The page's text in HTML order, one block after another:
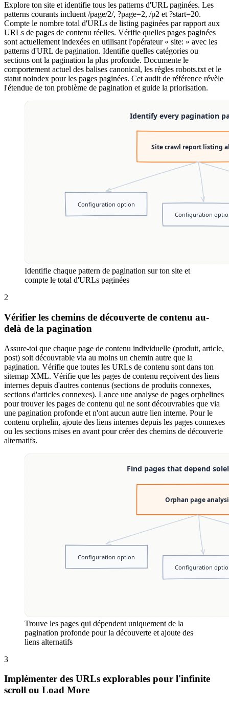
Explore ton site et identifie tous les patterns d'URL paginées. Les
patterns courants incluent /page/2/, ?page=2, /p2 et ?start=20.
Compte le nombre total d'URLs de listing paginées par rapport aux
URLs de pages de contenu réelles. Vérifie quelles pages paginées
sont actuellement indexées en utilisant l'opérateur « site: » avec les
patterns d'URL de pagination. Identifie quelles catégories ou
sections ont la pagination la plus profonde. Documente le
comportement actuel des balises canonical, les règles robots.txt et le
statut noindex pour les pages paginées. Cet audit de référence révèle
l'étendue de ton problème de pagination et guide la priorisation.
Identifie chaque pattern de pagination sur ton site et
compte le total d'URLs paginées
2
Vérifier les chemins de découverte de contenu au-
delà de la pagination
Assure-toi que chaque page de contenu individuelle (produit, article,
post) soit découvrable via au moins un chemin autre que la
pagination. Vérifie que toutes les URLs de contenu sont dans ton
sitemap XML. Vérifie que les pages de contenu reçoivent des liens
internes depuis d'autres contenus (sections de produits connexes,
sections d'articles connexes). Lance une analyse de pages orphelines
pour trouver les pages de contenu qui ne sont découvrables que via
une pagination profonde et n'ont aucun autre lien interne. Pour le
contenu orphelin, ajoute des liens internes depuis les pages connexes
ou les sections mises en avant pour créer des chemins de découverte
alternatifs.
Trouve les pages qui dépendent uniquement de la
pagination profonde pour la découverte et ajoute des
liens alternatifs
3
Implémenter des URLs explorables pour l'infinite
scroll ou Load More